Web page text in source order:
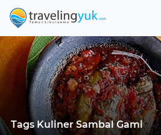
Tags Kuliner Sambal Gami